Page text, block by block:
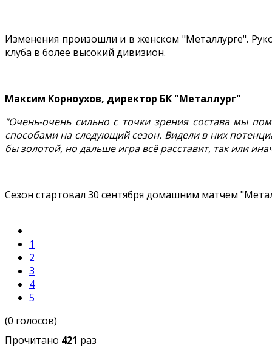
Изменения произошли и в женском "Металлурге".
клуба в более высокий дивизион.
Максим Корноухов, директор БК "Металлург"
"Очень-очень сильно с точки зрения состава мы
способами на следующий сезон. Видели в них
бы золотой, но дальше игра всё расставит, так или
Сезон стартовал 30 сентября домашним матчем
1
2
3
4
5
(0 голосов)
Прочитано 421 раз